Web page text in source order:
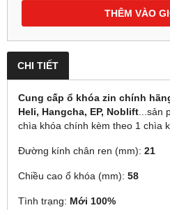
THÊM VÀO
CHI TIẾT
Cung cấp ổ khóa zin chính
Heli, Hangcha, EP, Noblift...sản
chìa khóa chính kèm theo 1 chìa
Đường kính chân ren (mm): 21
Chiều cao ổ khóa (mm): 58
Tình trạng: Mới 100%